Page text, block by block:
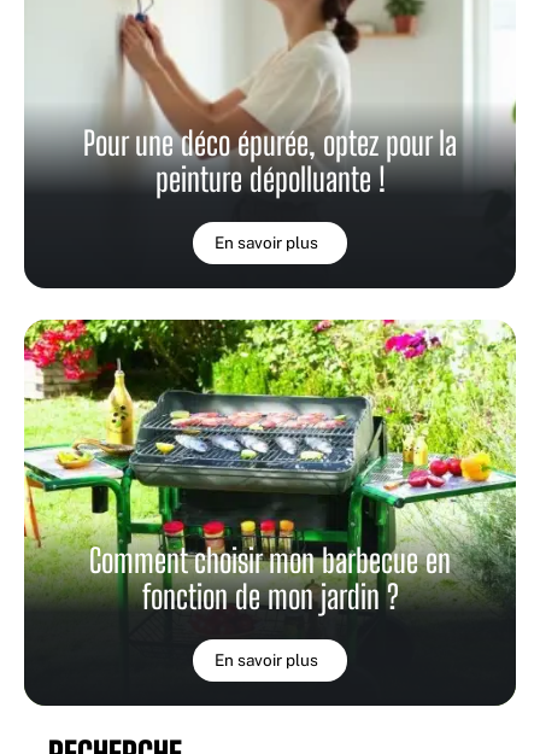
Pour une déco épurée, optez pour la
peinture dépolluante !
En savoir plus
Comment choisir mon barbecue en
fonction de mon jardin ?
En savoir plus